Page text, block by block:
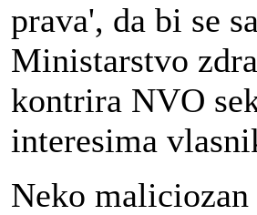
prava', da bi se
Ministarstvo
kontrira NVO
interesima
Neko